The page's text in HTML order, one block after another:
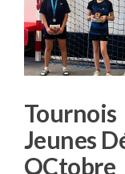
Tournois
Jeunes
OCtobre